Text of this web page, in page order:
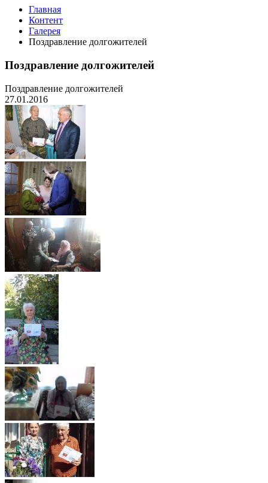
Главная
Контент
Галерея
Поздравление долгожителей
Поздравление долгожителей
Поздравление долгожителей
27.01.2016